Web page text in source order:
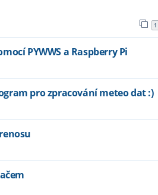
1
PYWWS a Raspberry Pi
pro zpracování meteo dat :)